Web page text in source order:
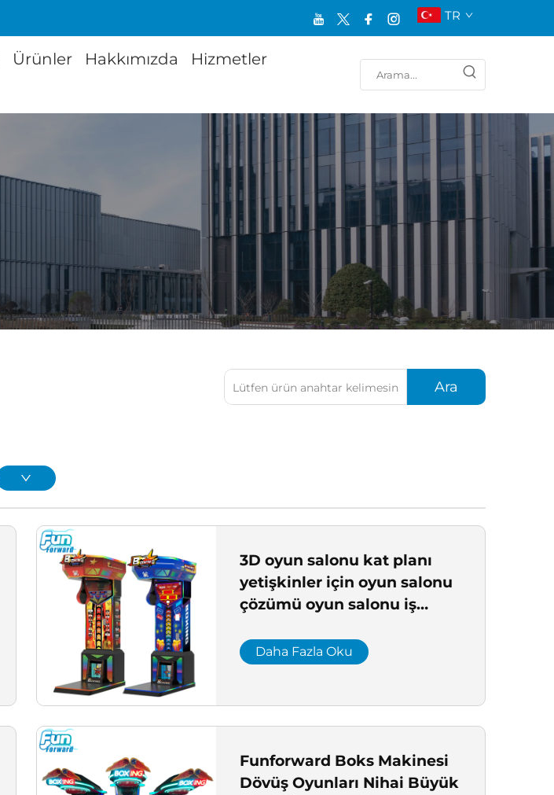
TR
Ürünler Hakkımızda
Hizmetler
Ara
3D oyun salonu kat planı
yetişkinler için oyun salonu
çözümü oyun salonu iş
proje çözümü
Daha Fazla Oku
Funforward Boks Makinesi
Dövüş Oyunları Nihai Büyük